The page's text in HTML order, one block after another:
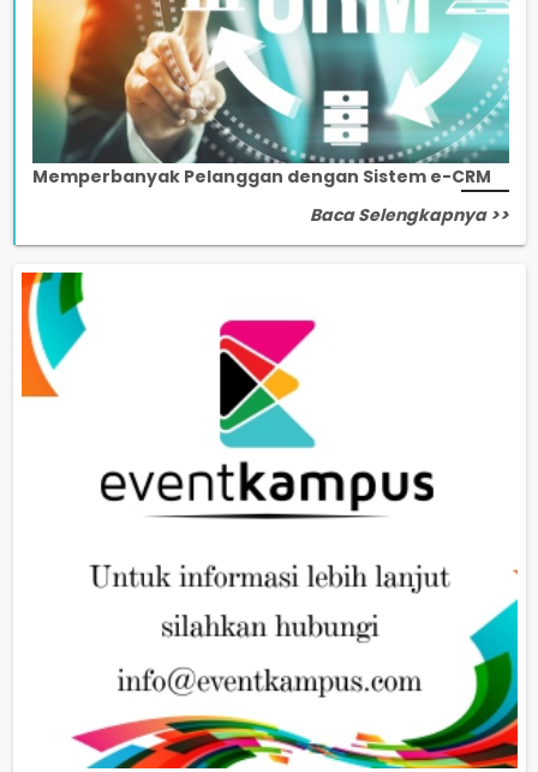
Memperbanyak Pelanggan dengan Sistem e-CRM
Baca Selengkapnya >>